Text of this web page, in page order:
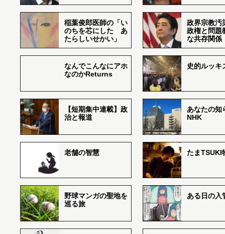
稲葉俊郎医師の「い
のちを芯にした あ
たらしいせかい」
政界宗教汚
政権と問題
な共存関係
なんでこんなにアホ
なのかReturns
史的ルッキ
【短期集中連載】政
治と報道
あなたの知
NHK
老舗の智慧 たまTSUKI
野球マンガの聖地を
巡る旅
ある日の入